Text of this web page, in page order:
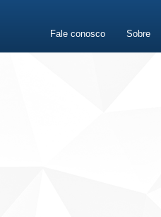
Fale conosco Sobre